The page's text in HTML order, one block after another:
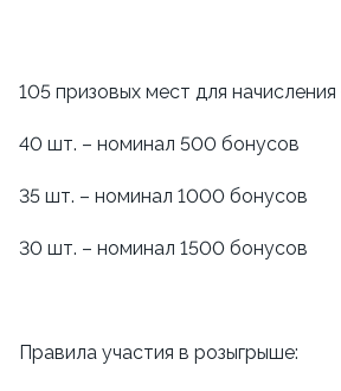
105 призовых мест для
40 шт. – номинал 500 бонусов
35 шт. – номинал 1000 бонусов
30 шт. – номинал 1500 бонусов
Правила участия в розыгрыше: